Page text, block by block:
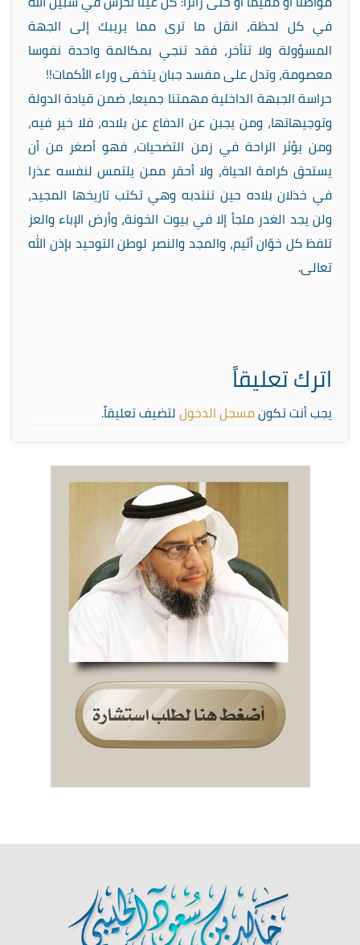
في كل لحظة، انقل ما ترى مما يريبك إلى الجهة
المسؤولة ولا تتأخر، فقد تنجي بمكالمة واحدة نفوسا
معصومة، وتدل على مفسد جبان يتخفى وراء الأكمات!!
حراسة الجبهة الداخلية مهمتنا جميعا، ضمن قيادة الدولة
وتوجيهاتها، ومن يجبن عن الدفاع عن بلاده، فلا خير فيه،
ومن يؤثر الراحة في زمن التضحيات، فهو أصغر من أن
يستحق كرامة الحياة، ولا أحقر ممن يلتمس لنفسه عذرا
في خذلان بلاده حين تنتدبه وهي تكتب تاريخها المجيد،
ولن يجد الغدر ملجأ إلا في بيوت الخونة، وأرض الإباء والعز
تلفظ كل خوّان أثيم، والمجد والنصر لوطن التوحيد بإذن الله
تعالى.
اترك تعليقاً
يجب أنت تكونمسجل الدخوللتضيف تعليقاً.